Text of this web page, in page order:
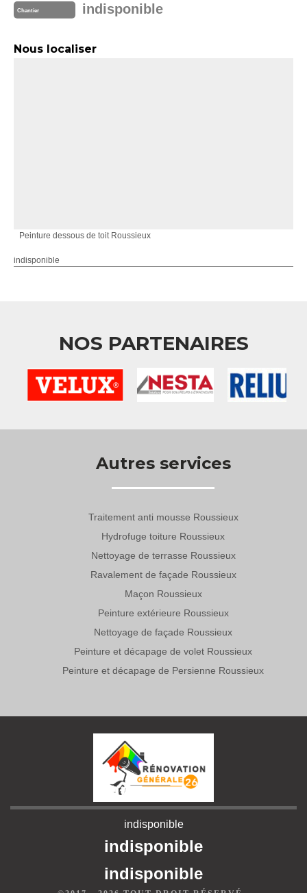
Chantier indisponible
Nous localiser
Peinture dessous de toit Roussieux
indisponible
NOS PARTENAIRES
Autres services
Traitement anti mousse Roussieux
Hydrofuge toiture Roussieux
Nettoyage de terrasse Roussieux
Ravalement de façade Roussieux
Maçon Roussieux
Peinture extérieure Roussieux
Nettoyage de façade Roussieux
Peinture et décapage de volet Roussieux
Peinture et décapage de Persienne Roussieux
indisponible
indisponible
indisponible